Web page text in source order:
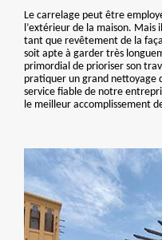
Le carrelage peut être
l’extérieur de la maison. Mais
tant que revêtement de la
soit apte à garder très
primordial de prioriser son
pratiquer un grand nettoyage
service fiable de notre
le meilleur accomplissement